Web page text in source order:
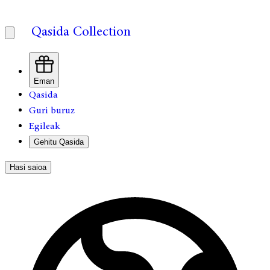
Qasida Collection
Eman
Qasida
Guri buruz
Egileak
Gehitu Qasida
Hasi saioa